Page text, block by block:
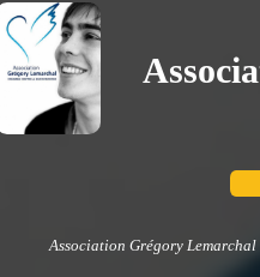
Association Grégory Lemarchal